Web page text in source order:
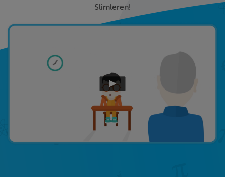
Slimleren!